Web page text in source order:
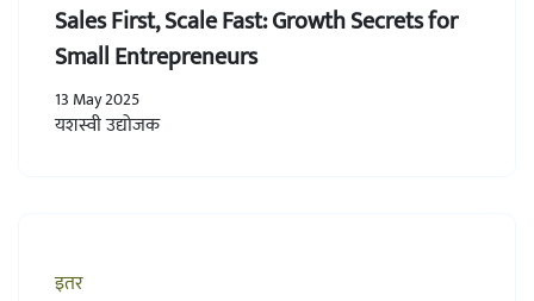
Sales First, Scale Fast: Growth Secrets for
Small Entrepreneurs
13 May 2025
यशस्वी उद्योजक
इतर